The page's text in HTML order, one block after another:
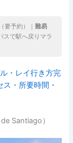
要予約）｜難易
スで駅へ戻りマラ
・レイ行き方完
・所要時間・
Santiago）